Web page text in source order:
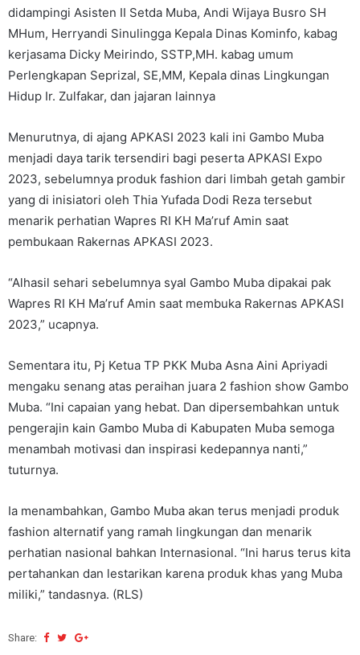
didampingi Asisten II Setda Muba, Andi Wijaya Busro SH
MHum, Herryandi Sinulingga Kepala Dinas Kominfo, kabag
kerjasama Dicky Meirindo, SSTP,MH. kabag umum
Perlengkapan Seprizal, SE,MM, Kepala dinas Lingkungan
Hidup Ir. Zulfakar, dan jajaran lainnya
Menurutnya, di ajang APKASI 2023 kali ini Gambo Muba
menjadi daya tarik tersendiri bagi peserta APKASI Expo
2023, sebelumnya produk fashion dari limbah getah gambir
yang di inisiatori oleh Thia Yufada Dodi Reza tersebut
menarik perhatian Wapres RI KH Ma’ruf Amin saat
pembukaan Rakernas APKASI 2023.
“Alhasil sehari sebelumnya syal Gambo Muba dipakai pak
Wapres RI KH Ma’ruf Amin saat membuka Rakernas APKASI
2023,” ucapnya.
Sementara itu, Pj Ketua TP PKK Muba Asna Aini Apriyadi
mengaku senang atas peraihan juara 2 fashion show Gambo
Muba. “Ini capaian yang hebat. Dan dipersembahkan untuk
pengerajin kain Gambo Muba di Kabupaten Muba semoga
menambah motivasi dan inspirasi kedepannya nanti,”
tuturnya.
Ia menambahkan, Gambo Muba akan terus menjadi produk
fashion alternatif yang ramah lingkungan dan menarik
perhatian nasional bahkan Internasional. “Ini harus terus kita
pertahankan dan lestarikan karena produk khas yang Muba
miliki,” tandasnya. (RLS)
Share: